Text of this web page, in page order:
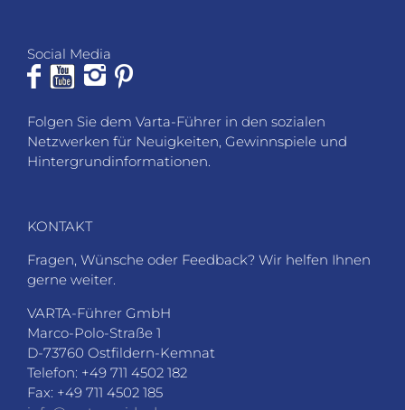
Social Media
Folgen Sie dem Varta-Führer in den sozialen
Netzwerken für Neuigkeiten, Gewinnspiele und
Hintergrundinformationen.
KONTAKT
Fragen, Wünsche oder Feedback? Wir helfen Ihnen
gerne weiter.
VARTA-Führer GmbH
Marco-Polo-Straße 1
D-73760 Ostfildern-Kemnat
Telefon: +49 711 4502 182
Fax: +49 711 4502 185